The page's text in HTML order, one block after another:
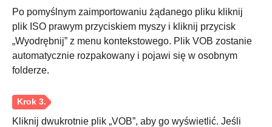
Po pomyślnym zaimportowaniu żądanego pliku kliknij
plik ISO prawym przyciskiem myszy i kliknij przycisk
„Wyodrębnij” z menu kontekstowego. Plik VOB zostanie
automatycznie rozpakowany i pojawi się w osobnym
folderze.
Kliknij dwukrotnie plik „VOB”, aby go wyświetlić. Jeśli